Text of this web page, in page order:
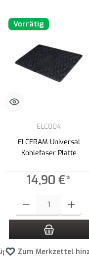
Vorrätig
ELC004
ELCERAM Universal
Kohlefaser Platte
14,90 €*
Zum Merkzettel